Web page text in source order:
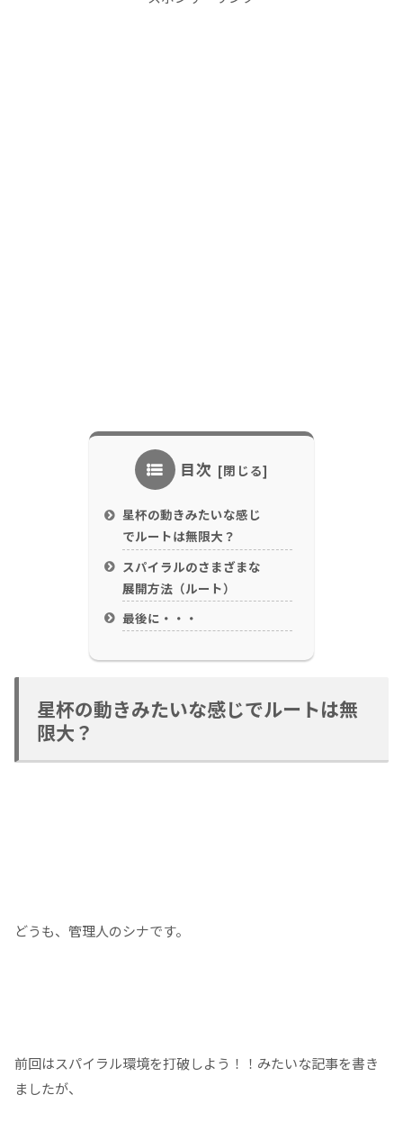
目次
星杯の動きみたいな感じ
でルートは無限大？
スパイラルのさまざまな
展開方法（ルート）
最後に・・・
星杯の動きみたいな感じでルートは無
限大？
どうも、管理人のシナです。
前回はスパイラル環境を打破しよう！！みたいな記事を書き
ましたが、